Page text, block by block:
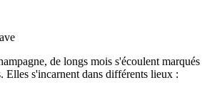
de longs mois s'écoulent marqués
Elles s'incarnent dans différents lieux :